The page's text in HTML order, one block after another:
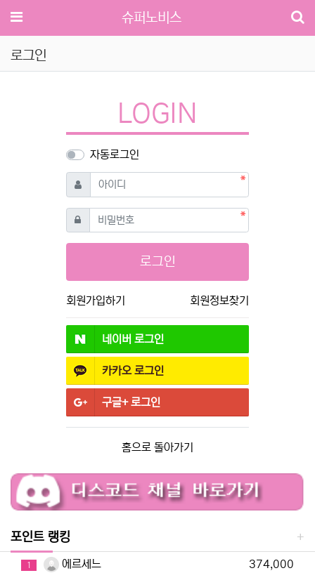
메뉴 슈퍼노비스
로그인
LOGIN
자동로그인
아이디 필수
비밀번호필수
로그인
회원가입하기 회원정보찾기
네이버 로그인
카카오로그인
구글+로그인
홈으로 돌아가기
포인트 랭킹
1 에르세느 374,000